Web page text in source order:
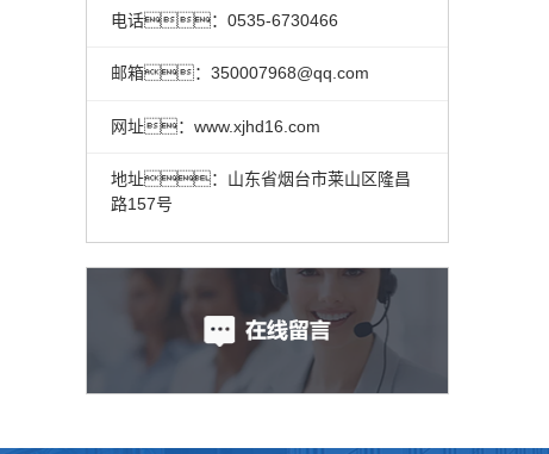
电话：0535-6730466
邮箱：350007968@qq.com
网址：www.xjhd16.com
地址：山东省烟台市莱山区隆昌
路157号